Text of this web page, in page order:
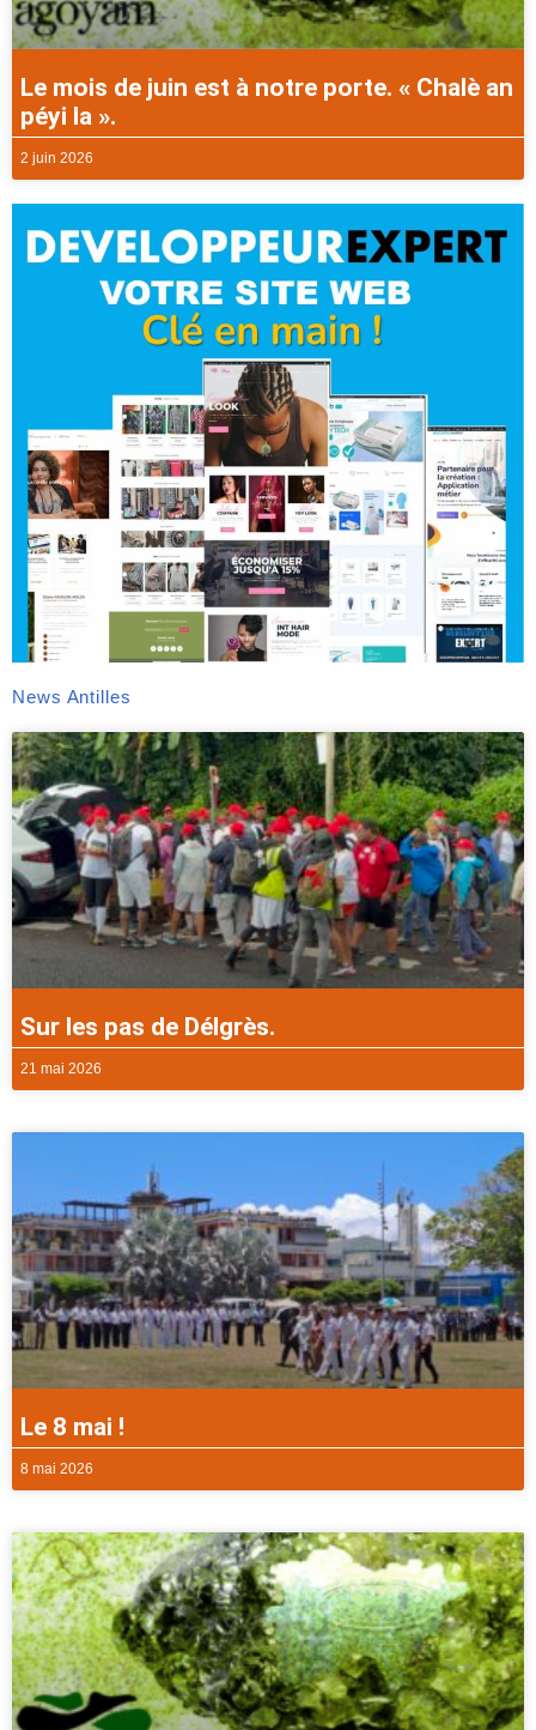
Le mois de juin est à notre porte. « Chalè an
péyi la ».
2 juin 2026
News Antilles
Sur les pas de Délgrès.
21 mai 2026
Le 8 mai !
8 mai 2026